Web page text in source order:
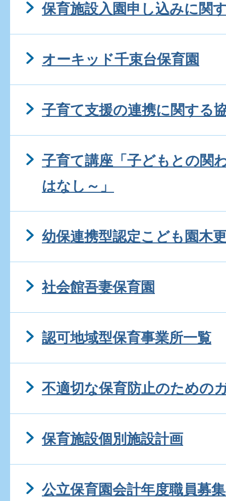
保育施設入園申し込みに関
オーキッド千束台保育園
子育て支援の連携に関する
子育て講座「子どもとの関
はなし～」
幼保連携型認定こども園木
社会館吾妻保育園
認可地域型保育事業所一覧
不適切な保育防止のための
保育施設個別施設計画
公立保育園会計年度職員募